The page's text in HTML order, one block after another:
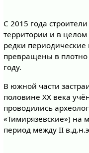
С 2015 года
территории и в
редки
превращены в плотно
году.
В южной части
половине XX века
проводились
«Тимирязевские») на
период между II